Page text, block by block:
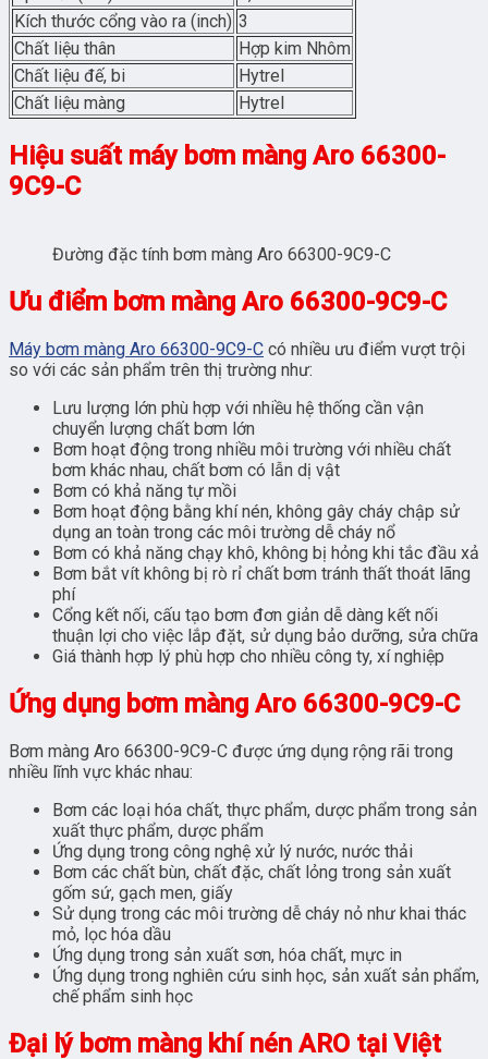
Kích thước cổng vào ra (inch) 3
Chất liệu thân
Hợp kim Nhôm
Chất liệu đế, bi
Hytrel
Chất liệu màng
Hytrel
Hiệu suất máy bơm màng Aro 66300-
9C9-C
Đường đặc tính bơm màng Aro 66300-9C9-C
Ưu điểm bơm màng Aro 66300-9C9-C
Máy bơm màng Aro 66300-9C9-C có nhiều ưu điểm vượt trội
so với các sản phẩm trên thị trường như:
Lưu lượng lớn phù hợp với nhiều hệ thống cần vận
chuyển lượng chất bơm lớn
Bơm hoạt động trong nhiều môi trường với nhiều chất
bơm khác nhau, chất bơm có lẫn dị vật
Bơm có khả năng tự mồi
Bơm hoạt động bằng khí nén, không gây cháy chập sử
dụng an toàn trong các môi trường dễ cháy nổ
Bơm có khả năng chạy khô, không bị hỏng khi tắc đầu xả
Bơm bắt vít không bị rò rỉ chất bơm tránh thất thoát lãng
phí
Cổng kết nối, cấu tạo bơm đơn giản dễ dàng kết nối
thuận lợi cho việc lắp đặt, sử dụng bảo dưỡng, sửa chữa
Giá thành hợp lý phù hợp cho nhiều công ty, xí nghiệp
Ứng dụng bơm màng Aro 66300-9C9-C
Bơm màng Aro 66300-9C9-C được ứng dụng rộng rãi trong
nhiều lĩnh vực khác nhau:
Bơm các loại hóa chất, thực phẩm, dược phẩm trong sản
xuất thực phẩm, dược phẩm
Ứng dụng trong công nghệ xử lý nước, nước thải
Bơm các chất bùn, chất đặc, chất lỏng trong sản xuất
gốm sứ, gạch men, giấy
Sử dụng trong các môi trường dễ cháy nỏ như khai thác
mỏ, lọc hóa dầu
Ứng dụng trong sản xuất sơn, hóa chất, mực in
Ứng dụng trong nghiên cứu sinh học, sản xuất sản phẩm,
chế phẩm sinh học
Đại lý bơm màng khí nén ARO tại Việt